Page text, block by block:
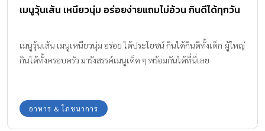
เมนูวุ้นเส้น เหนียวนุ่ม อร่อยง่ายแถมไม่อ้วน กินดีได้ทุกวัน
เมนูวุ้นเส้น เมนูเหนียวนุ่ม อร่อย ได้ประโยชน์ กินได้กินดีทั้งเด็ก ผู้ใหญ่
กินได้ทั้งครอบครัว มารังสรรค์เมนูเด็ด ๆ พร้อมกันได้ที่นี่เลย
อาหาร & โภชนาการ